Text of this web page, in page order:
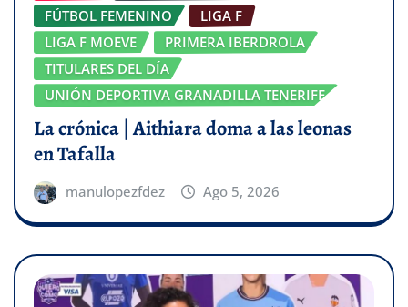
FÚTBOL FEMENINO
LIGA F
LIGA F MOEVE
PRIMERA IBERDROLA
TITULARES DEL DÍA
UNIÓN DEPORTIVA GRANADILLA TENERIFE
La crónica | Aithiara doma a las leonas
en Tafalla
manulopezfdez Ago 5, 2026